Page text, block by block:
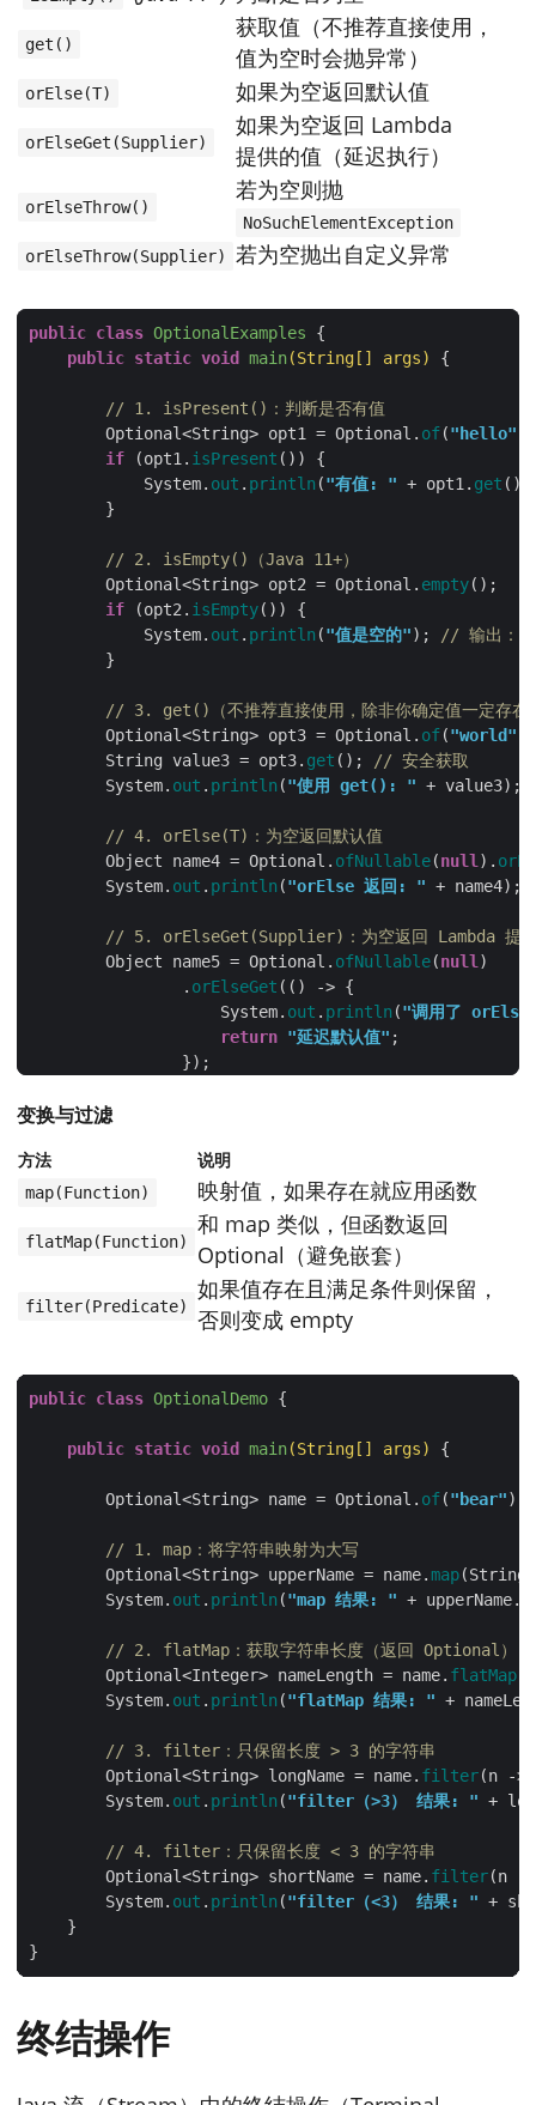
get()
获取值（不推荐直接使用，
值为空时会抛异常）
orElse(T) 如果为空返回默认值
orElseGet(Supplier)
如果为空返回 Lambda
提供的值（延迟执行）
orElseThrow()
若为空则抛
NoSuchElementException
orElseThrow(Supplier)
若为空抛出自定义异常
public class OptionalExamples
public static void main(String[] args)
// 1. isPresent()：判断是否有值
        Optional<String> opt1 = Optional.
of("hello"
if (opt1. isPresent
            System.
out . println ("有值: " + opt1. get
// 2. isEmpty()（Java 11+）
        Optional<String> opt2 = Optional.
empty
if (opt2. isEmpty
            System.
out . println ("值是空的");
// 输出：值
// 3. get()（不推荐直接使用，除非你确定值一定存在
        Optional<String> opt3 = Optional.
of("world"
        String value3 = opt3.
get ();
// 安全获取
        System.
out . println ("使用 get(): " + value3);
// 4. orElse(T)：为空返回默认值
        Object name4 = Optional.
ofNullable(null ).
        System.
out . println ("orElse 返回: " + name4);
// 5. orElseGet(Supplier)：为空返回 Lambda 提供
        Object name5 = Optional.
ofNullable(null
                .
orElseGet
                    System.
out . println ("调用了
return "延迟默认值"
        Optional<String> opt6 = Optional.
        String value6 = opt6.
orElseThrow(); // 正常返
out.println ("orElseThrow 返回: "
        Optional<String> emptyOpt = Optional.
//        String error6 = emptyOpt.orElseThrow(); // 抛
//        System.out.println(error6);
        Optional<String> opt7 = Optional.
            String value7 = opt7.
orElseThrow
            System.
"value7 = "
        }
catch
            System.
. "捕获异常: "
变换与过滤
方法 说明
map(Function) 映射值，如果存在就应用函数
flatMap(Function)
和 map 类似，但函数返回
Optional（避免嵌套）
filter(Predicate)
如果值存在且满足条件则保留，
否则变成 empty
public class OptionalDemo
public static void main(String[] args)
        Optional<String> name = Optional.
of("bear"
// 1. map：将字符串映射为大写
        Optional<String> upperName = name.
map
        System.
out . println ("map 结果: " + upperName.
// 2. flatMap：获取字符串长度（返回 Optional）
        Optional<Integer> nameLength = name.
flatMap
        System.
out . println ("flatMap 结果: " +
// 3. filter：只保留长度 > 3 的字符串
        Optional<String> longName = name.
filter(n ->
        System.
out . println ("filter（>3） 结果: " +
// 4. filter：只保留长度 < 3 的字符串
        Optional<String> shortName = name.
filter(n -
        System.
out . println ("filter（<3） 结果: " +
终结操作